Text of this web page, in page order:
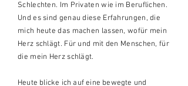
Schlechten. Im Privaten wie im Beruflichen.
Und es sind genau diese Erfahrungen, die
mich heute das machen lassen, wofür mein
Herz schlägt. Für und mit den Menschen, für
die mein Herz schlägt.
Heute blicke ich auf eine bewegte und